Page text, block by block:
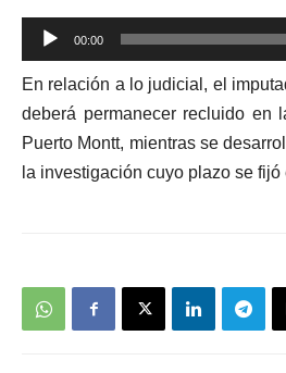
Reproductor
de
audio
00:00
En relación a lo judicial, el
deberá permanecer recluido en
Puerto Montt, mientras se
la investigación cuyo plazo se fijó